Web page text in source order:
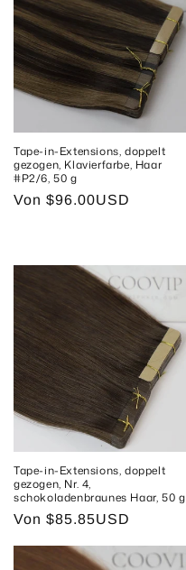
Tape-in-Extensions, doppelt
gezogen, Klavierfarbe, Haar
#P2/6, 50 g
Normaler
Von $96.00USD
Tape-in-Extensions, doppelt
gezogen, Nr. 4,
schokoladenbraunes Haar, 50 g
Normaler
Von $85.85USD